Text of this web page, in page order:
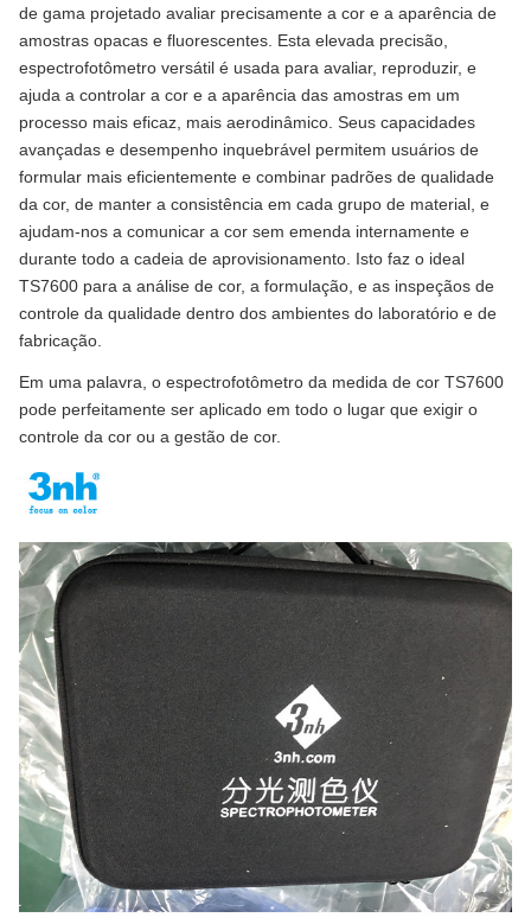
de gama projetado avaliar precisamente a cor e a aparência de
amostras opacas e fluorescentes. Esta elevada precisão,
espectrofotômetro versátil é usada para avaliar, reproduzir, e
ajuda a controlar a cor e a aparência das amostras em um
processo mais eficaz, mais aerodinâmico. Seus capacidades
avançadas e desempenho inquebrável permitem usuários de
formular mais eficientemente e combinar padrões de qualidade
da cor, de manter a consistência em cada grupo de material, e
ajudam-nos a comunicar a cor sem emenda internamente e
durante todo a cadeia de aprovisionamento. Isto faz o ideal
TS7600 para a análise de cor, a formulação, e as inspeçãos de
controle da qualidade dentro dos ambientes do laboratório e de
fabricação.
Em uma palavra, o espectrofotômetro da medida de cor TS7600
pode perfeitamente ser aplicado em todo o lugar que exigir o
controle da cor ou a gestão de cor.